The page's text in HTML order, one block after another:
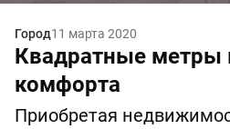
Город11 марта 2020
Квадратные метры
комфорта
Приобретая